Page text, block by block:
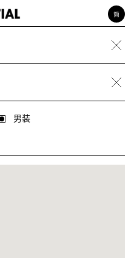
簡
Clear
Clear
男装